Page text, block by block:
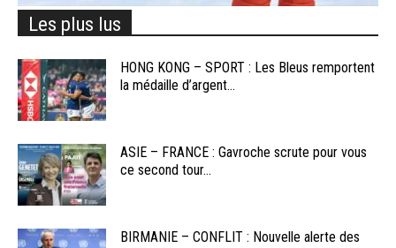
Les plus lus
HONG KONG – SPORT : Les Bleus remportent
la médaille d’argent...
ASIE – FRANCE : Gavroche scrute pour vous
ce second tour...
BIRMANIE – CONFLIT : Nouvelle alerte des